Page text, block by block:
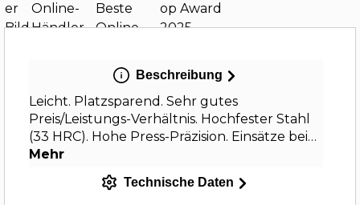
Beschreibung
Leicht. Platzsparend. Sehr gutes
Preis/Leistungs-Verhältnis. Hochfester Stahl
(33 HRC). Hohe Press-Präzision. Einsätze bei…
Mehr
Technische Daten